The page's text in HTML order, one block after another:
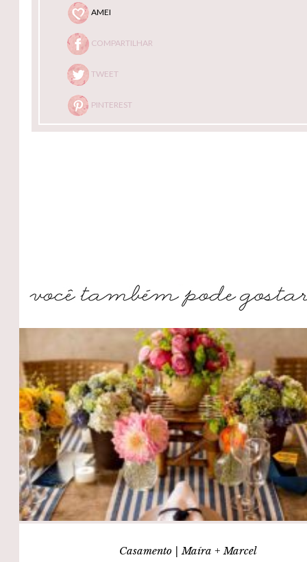
AMEI
COMPARTILHAR
TWEET
PINTEREST
Casamento | Maíra + Marcel